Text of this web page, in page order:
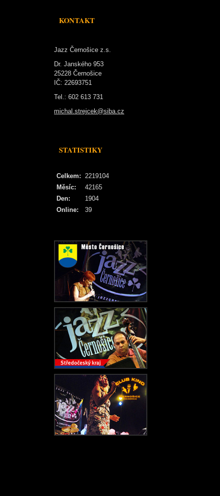
KONTAKT
Jazz Černošice z.s.
Dr. Janského 953
25228 Černošice
IČ: 22693751
Tel.: 602 613 731
michal.strejcek@siba.cz
STATISTIKY
Online: 39
Celkem: 2219104
Měsíc:
42165
Den:
1904